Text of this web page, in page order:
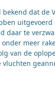
dat de
daar te
meer
van de